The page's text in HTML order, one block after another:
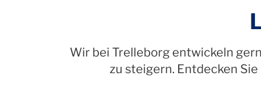
Wir bei Trelleborg entwickeln
zu steigern. Entdecken